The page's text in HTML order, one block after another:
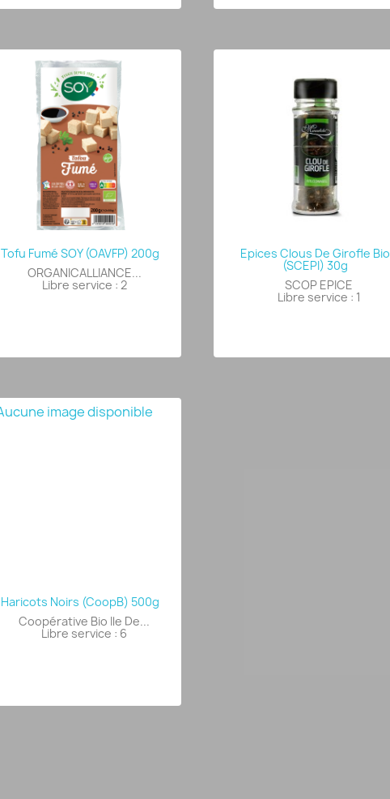
Tofu Fumé SOY (OAVFP) 200g
ORGANICALLIANCE...
Libre service : 2
Epices Clous De Girofle Bio
(SCEPI) 30g
SCOP EPICE
Libre service : 1
Haricots Noirs (CoopB) 500g
Coopérative Bio Ile De...
Libre service : 6